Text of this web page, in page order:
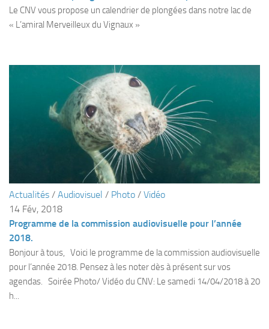
Fosse
Sorties techniques
Sorties 2026
Sorties 2025
Sorties 2024
Sorties 2021
Sorties 2020
Sorties 2018
sorties 2017
Le CNV vous propose un calendrier de plongées dans notre lac de
« L’amiral Merveilleux du Vignaux »
Actualités / Audiovisuel / Photo / Vidéo
14 Fév, 2018
Programme de la commission audiovisuelle pour l’année
2018.
Bonjour à tous, Voici le programme de la commission audiovisuelle
pour l’année 2018. Pensez à les noter dès à présent sur vos
agendas. Soirée Photo/ Vidéo du CNV: Le samedi 14/04/2018 à 20
h...